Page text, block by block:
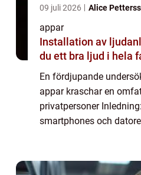
09 juli 2026 Alice
appar
Installation av
du ett bra ljud i hela
En fördjupande
appar kraschar en
privatpersoner
smartphones och
...